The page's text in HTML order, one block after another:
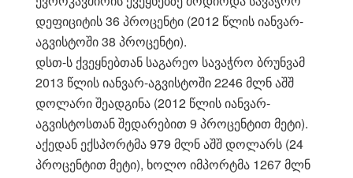
დეფიციტის 36 პროცენტი (2012 წლის იანვარ-
აგვისტოში 38 პროცენტი).
დსთ-ს ქვეყნებთან საგარეო სავაჭრო ბრუნვამ
2013 წლის იანვარ-აგვისტოში 2246 მლნ აშშ
დოლარი შეადგინა (2012 წლის იანვარ-
აგვისტოსთან შედარებით 9 პროცენტით მეტი).
აქედან ექსპორტმა 979 მლნ აშშ დოლარს (24
პროცენტით მეტი), ხოლო იმპორტმა 1267 მლნ